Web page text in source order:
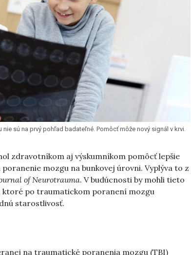
sú na prvý pohľad badateľné. Pomôcť môže nový signál v krvi.
zdravotníkom aj výskumníkom pomôcť lepšie
mozgu na bunkovej úrovni. Vyplýva to z
of Neurotrauma. V budúcnosti by mohli tieto
po traumatickom poranení mozgu
starostlivosť.
na traumatické poranenia mozgu (TBI)